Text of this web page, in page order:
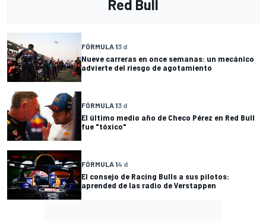
Red Bull
FÓRMULA 13 d
Nueve carreras en once semanas: un mecánico
advierte del riesgo de agotamiento
FÓRMULA 13 d
El último medio año de Checo Pérez en Red Bull
fue "tóxico"
FÓRMULA 14 d
El consejo de Racing Bulls a sus pilotos:
aprended de las radio de Verstappen